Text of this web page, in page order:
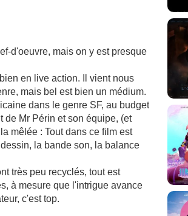
d'oeuvre, mais on y est presque
en live action. Il vient nous
mais bel est bien un médium.
dans le genre SF, au budget
de Mr Périn et son équipe, (et
mêlée : Tout dans ce film est
la bande son, la balance
très peu recyclés, tout est
à mesure que l'intrigue avance
c'est top.